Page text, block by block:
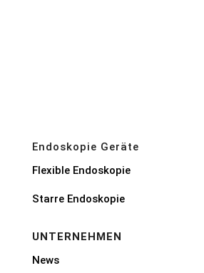
Endoskopie Geräte
Flexible Endoskopie
Starre Endoskopie
UNTERNEHMEN
News